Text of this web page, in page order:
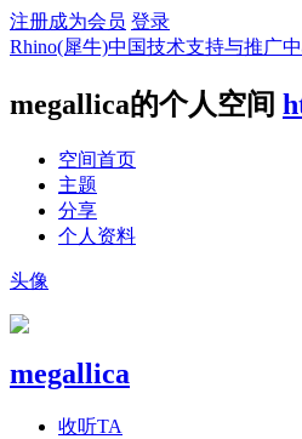
注册成为会员 登录
Rhino(犀牛)中国技术支持与推广
megallica的个人空间
空间首页
主题
分享
个人资料
头像
megallica
收听TA